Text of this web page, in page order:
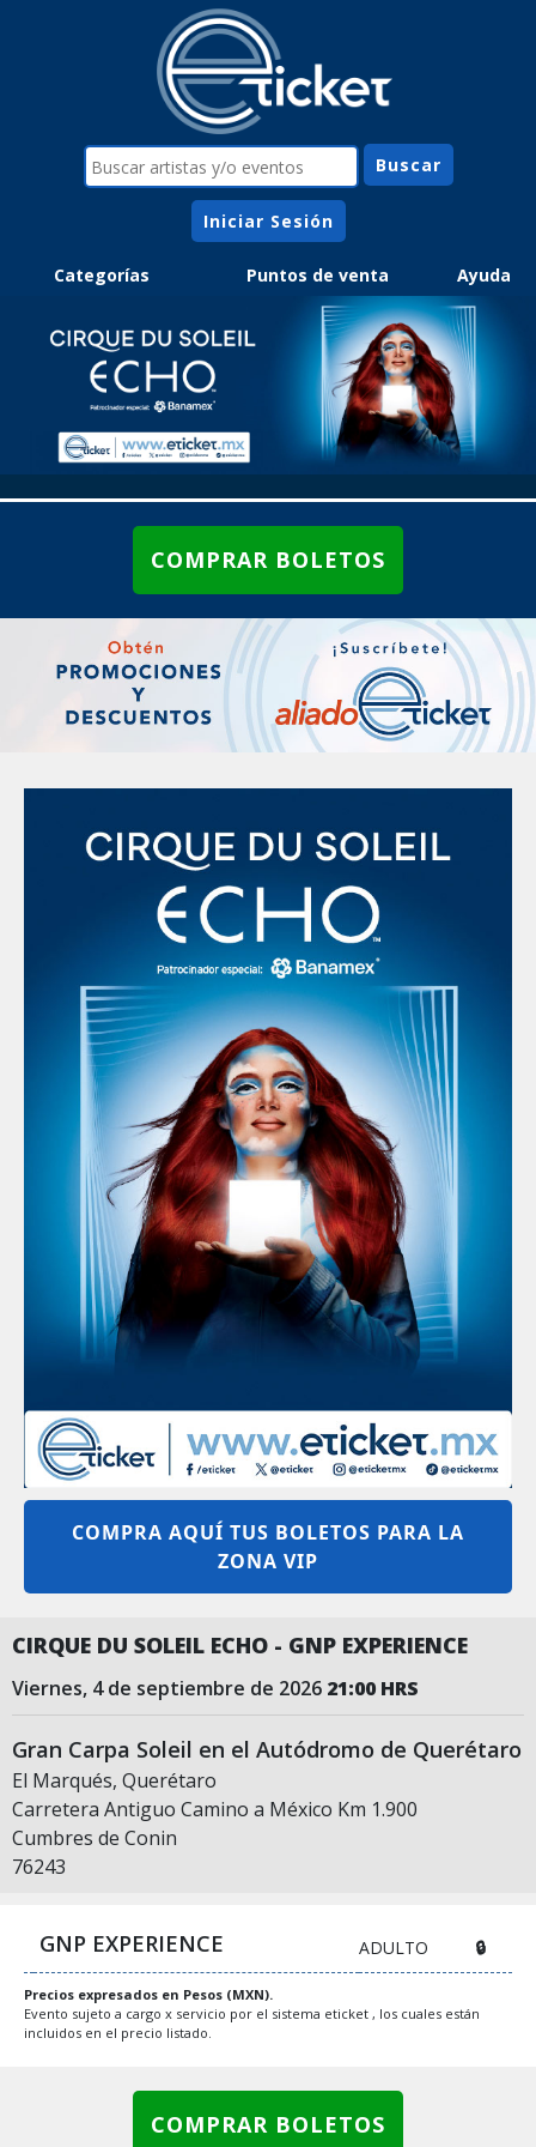
Iniciar Sesión
Categorías Puntos de venta Ayuda
COMPRAR BOLETOS
COMPRA AQUÍ TUS BOLETOS PARA LA
ZONA VIP
CIRQUE DU SOLEIL ECHO - GNP EXPERIENCE
viernes, 4 de septiembre de 2026 21:00 HRS
Gran Carpa Soleil en el Autódromo de Querétaro
El Marqués, Querétaro
Carretera Antiguo Camino a México Km 1.900
Cumbres de Conin
76243
GNP EXPERIENCE ADULTO 🔒
Precios expresados en Pesos (MXN).
Evento sujeto a cargo x servicio por el sistema eticket , los cuales están
incluidos en el precio listado.
COMPRAR BOLETOS